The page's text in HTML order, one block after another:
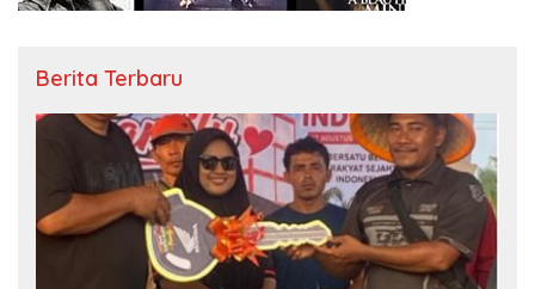
Berita Terbaru